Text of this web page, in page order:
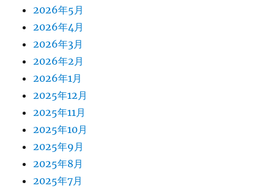
2026年5月
2026年4月
2026年3月
2026年2月
2026年1月
2025年12月
2025年11月
2025年10月
2025年9月
2025年8月
2025年7月